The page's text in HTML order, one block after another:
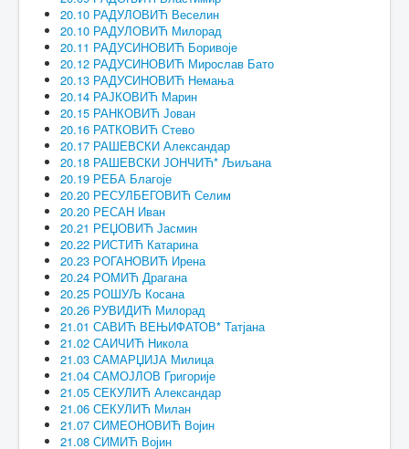
20.10 РАДУЛОВИЋ Веселин
20.10 РАДУЛОВИЋ Милорад
20.11 РАДУСИНОВИЋ Боривоје
20.12 РАДУСИНОВИЋ Мирослав Бато
20.13 РАДУСИНОВИЋ Немања
20.14 РАЈКОВИЋ Марин
20.15 РАНКОВИЋ Јован
20.16 РАТКОВИЋ Стево
20.17 РАШЕВСКИ Александар
20.18 РАШЕВСКИ ЈОНЧИЋ* Љиљана
20.19 РЕБА Благоје
20.20 РЕСУЛБЕГОВИЋ Селим
20.20 РЕСАН Иван
20.21 РЕЏОВИЋ Јасмин
20.22 РИСТИЋ Катарина
20.23 РОГАНОВИЋ Ирена
20.24 РОМИЋ Драгана
20.25 РОШУЉ Косана
20.26 РУВИДИЋ Милорад
21.01 САВИЋ ВЕЊИФАТОВ* Татјана
21.02 САИЧИЋ Никола
21.03 САМАРЏИЈА Милица
21.04 САМОЈЛОВ Григорије
21.05 СЕКУЛИЋ Александар
21.06 СЕКУЛИЋ Милан
21.07 СИМЕОНОВИЋ Војин
21.08 СИМИЋ Војин